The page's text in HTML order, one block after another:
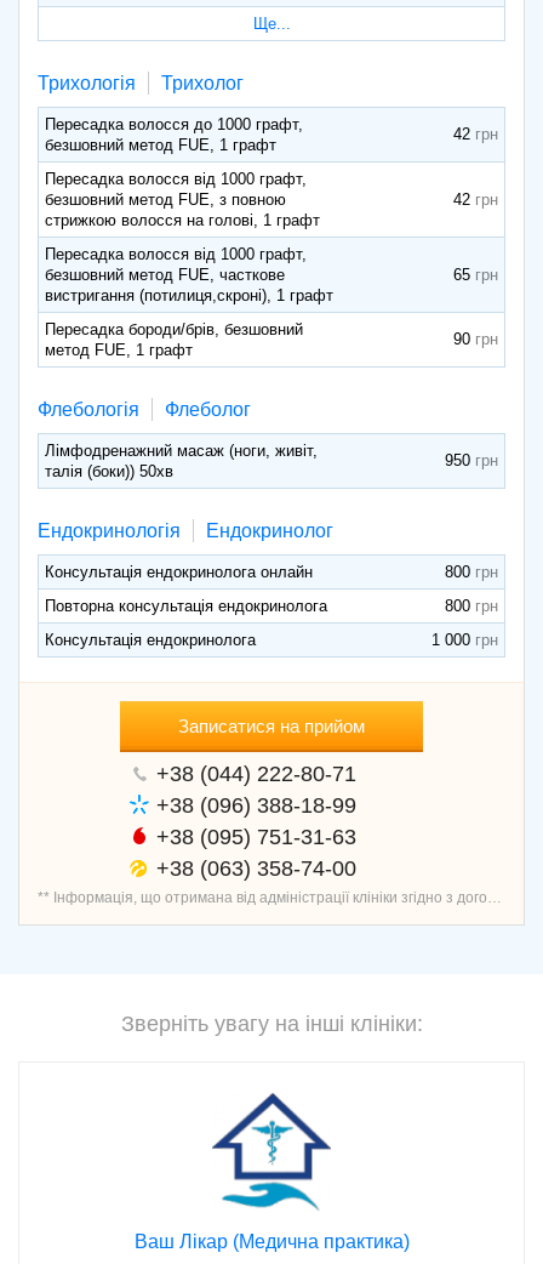
Ще...
Трихологія Трихолог
Пересадка волосся до 1000 графт,
безшовний метод FUE, 1 графт
42
Пересадка волосся від 1000 графт,
безшовний метод FUE, з повною
стрижкою волосся на голові, 1 графт
42
Пересадка волосся від 1000 графт,
безшовний метод FUE, часткове
вистригання (потилиця,скроні), 1 графт
65
Пересадка бороди/брів, безшовний
метод FUE, 1 графт
90
Флебологія Флеболог
Лімфодренажний масаж (ноги, живіт,
талія (боки)) 50хв
950
Ендокринологія Ендокринолог
Консультація ендокринолога онлайн
800
Повторна консультація ендокринолога
800
Консультація ендокринолога
1 000
Записатися на прийом
+38 (044) 222-80-71
+38 (096) 388-18-99
+38 (095) 751-31-63
+38 (063) 358-74-00
Зверніть увагу на інші клініки:
Ваш Лікар (Медична практика)